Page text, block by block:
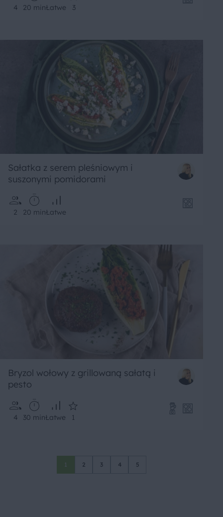
4 20 minŁatwe 3
Sałatka z serem pleśniowym i
suszonymi pomidorami
2 20 minŁatwe
Bryzol wołowy z grillowaną sałatą i
pesto
4 30 minŁatwe 1
1 2 3 4 5